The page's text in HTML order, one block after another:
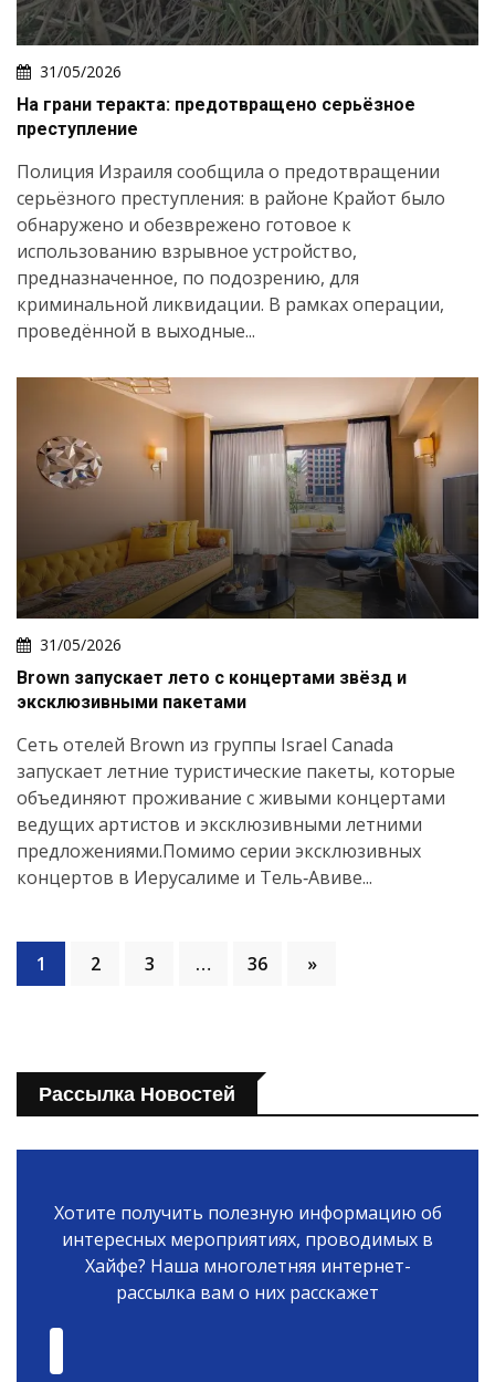
Искать
31/05/2026
На грани теракта: предотвращено серьёзное
преступление
Полиция Израиля сообщила о предотвращении
серьёзного преступления: в районе Крайот было
обнаружено и обезврежено готовое к
использованию взрывное устройство,
предназначенное, по подозрению, для
криминальной ликвидации. В рамках операции,
проведённой в выходные...
31/05/2026
Brown запускает лето с концертами звёзд и
эксклюзивными пакетами
Сеть отелей Brown из группы Israel Canada
запускает летние туристические пакеты, которые
объединяют проживание с живыми концертами
ведущих артистов и эксклюзивными летними
предложениями.Помимо серии эксклюзивных
концертов в Иерусалиме и Тель‑Авиве...
1 2 3 … 36 »
Рассылка Новостей
Хотите получить полезную информацию об
интересных мероприятиях, проводимых в
Хайфе? Наша многолетняя интернет-
рассылка вам о них расскажет